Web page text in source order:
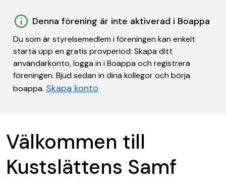
Denna förening är inte aktiverad i Boappa
Du som är styrelsemedlem i föreningen kan enkelt
starta upp en gratis provperiod: Skapa ditt
användarkonto, logga in i Boappa och registrera
föreningen. Bjud sedan in dina kollegor och börja
boappa. Skapa konto
Välkommen till
Kustslättens Samf